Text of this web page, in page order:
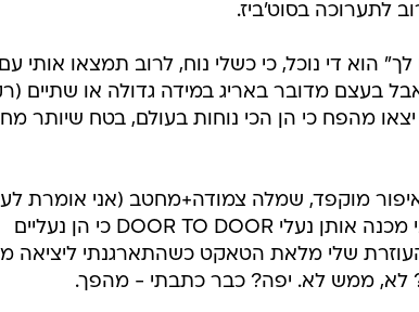
לתערוכה בסוט'ביז.
הוא די נוכל, כי כשלי נוח, לרוב תמצאו אותי
בעצם מדובר באריג במידה גדולה או שתיים
יצאו מהפח כי הן הכי נוחות בעולם, בטח שיותר
מוקפד, שמלה צמודה+מחטב (אני אומרת
"תנשמי כבר בבית") ונעלי עקב מוגזמות שאני מכנה אותן נעלי DOOR TO DOOR כי הן נעליים
שלי מלאת הטאקט כשהתארגנתי ליציאה
לא, ממש לא. יפה? כבר כתבתי - מהפך.